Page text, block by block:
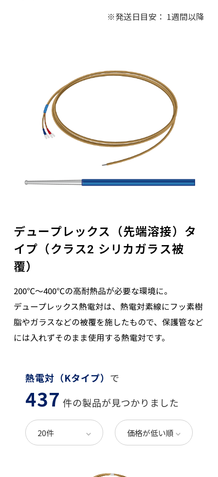
※発送日目安： 1週間以降
デュープレックス（先端溶接）タ
イプ（クラス2 シリカガラス被
覆）
200℃～400℃の高耐熱品が必要な環境に。
デュープレックス熱電対は、熱電対素線にフッ素樹
脂やガラスなどの被覆を施したもので、保護管など
には入れずそのまま使用する熱電対です。
熱電対（Kタイプ） で
437 件の製品が見つかりました